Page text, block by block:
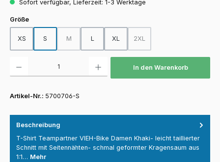
Sofort verfügbar, Lieferzeit: 1-3 Werktage
Größeauswählen
XS S M
(Diese Option ist zurzeit nicht verfügbar.)
L XL 2XL
(Diese Option ist zurzeit
In den Warenkorb
Artikel-Nr.: 5700706-S
Beschreibung
T-Shirt Teampartner VIEH-Bike Damen Khaki- leicht taillierter
Schnitt mit Seitennähten- schmal geformter Kragensaum aus
1:1… Mehr